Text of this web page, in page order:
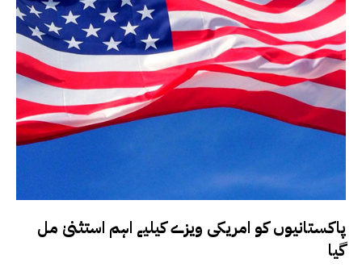
پاکستانیوں کو امریکی ویزے کیلیے اہم استثنیٰ مل
گیا